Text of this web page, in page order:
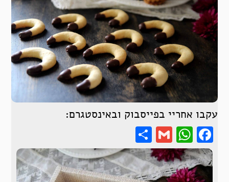
עקבו אחריי בפייסבוק ובאינסטגרם:
Facebook
WhatsApp
Gmail